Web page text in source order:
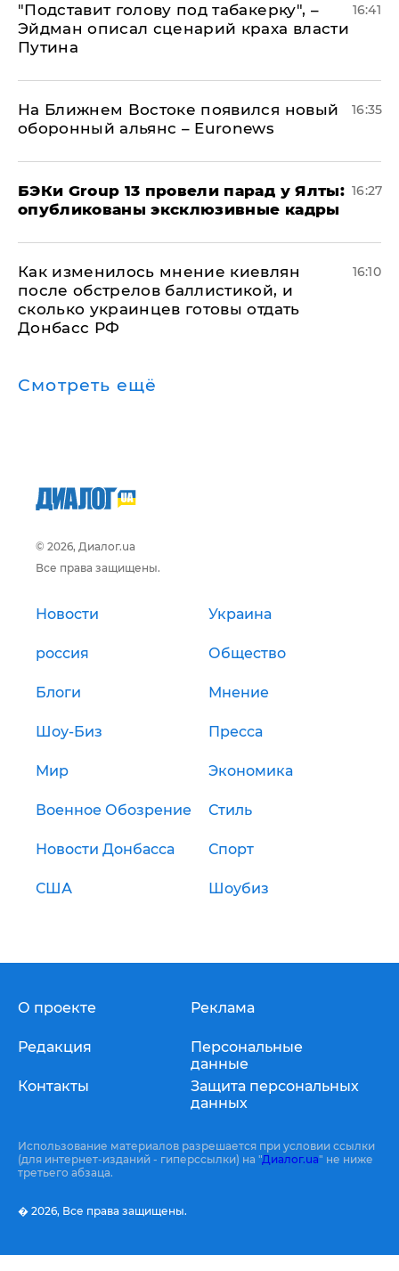
​"Подставит голову под табакерку", –
Эйдман описал сценарий краха власти
Путина
16:41
На Ближнем Востоке появился новый
оборонный альянс – Euronews
16:35
​БЭКи Group 13 провели парад у Ялты:
опубликованы эксклюзивные кадры
16:27
Как изменилось мнение киевлян
после обстрелов баллистикой, и
сколько украинцев готовы отдать
Донбасс РФ
16:10
Смотреть ещё
© 2026, Диалог.ua
Все права защищены.
Новости Украина
россия Общество
Блоги Мнение
Шоу-Биз Пресса
Мир Экономика
Военное Обозрение Стиль
Новости Донбасса Спорт
США Шоубиз
О проекте
Редакция
Контакты
Реклама
Персональные
данные
Защита персональных
данных
Использование материалов разрешается при условии ссылки
(для интернет-изданий - гиперссылки) на "Диалог.ua" не ниже
третьего абзаца.
� 2026, Все права защищены.